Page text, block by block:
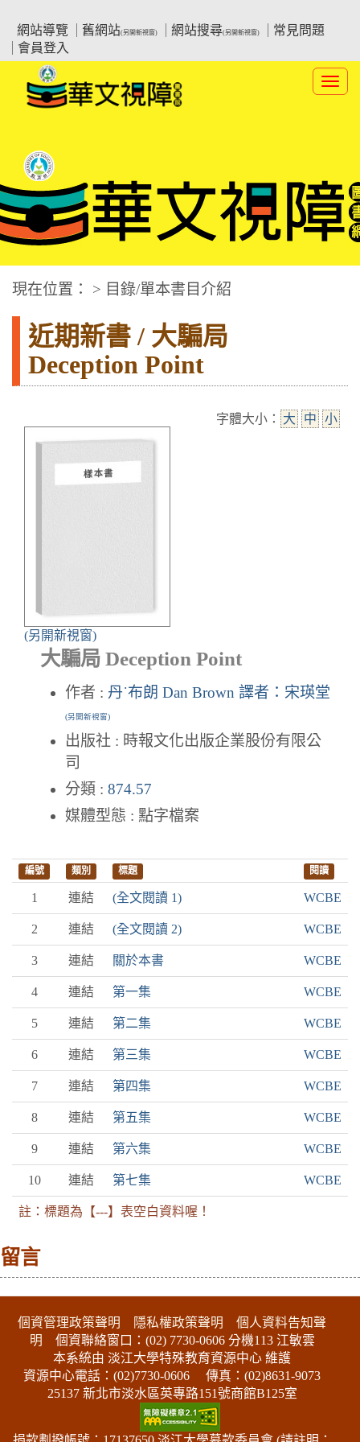
要
網站導覽
舊網站(另開新視窗) 網站搜尋(另開新視窗)
常見問題
會員登入
:::中央區塊
華文視障電子圖書網
現在位置： > 目錄/單本書目介紹
近期新書 / 大騙局
Deception Point
字體大小： 大 中 小
(另開新視窗)
大騙局 Deception Point
作者 : 丹˙布朗 Dan Brown 譯者：宋瑛堂
(另開新視窗)
出版社 : 時報文化出版企業股份有限公
司
分類 : 874.57
媒體型態 : 點字檔案
編號 類別 標題 閱讀
1 連結 (全文閱讀 1) WCBE
2 連結 (全文閱讀 2) WCBE
3 連結 關於本書 WCBE
4 連結 第一集 WCBE
5 連結 第二集 WCBE
6 連結 第三集 WCBE
7 連結 第四集 WCBE
8 連結 第五集 WCBE
9 連結 第六集 WCBE
10 連結 第七集 WCBE
註：標題為【---】表空白資料喔！
留言
個資管理政策聲明 隱私權政策聲明
個人資料告知聲
明 個資聯絡窗口：(02) 7730-0606 分機113 江敏雲
本系統由 淡江大學特殊教育資源中心 維護
資源中心電話：(02)7730-0606
傳真：(02)8631-9073
25137 新北市淡水區英專路151號商館B125室